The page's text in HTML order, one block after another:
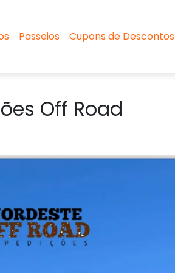
Passeios Cupons de Descontos
Off Road